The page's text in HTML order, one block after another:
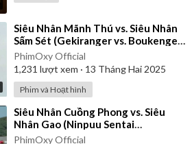
⁣Siêu Nhân Mãnh Thú vs. Siêu Nhân
Sấm Sét (Gekiranger vs. Boukenger)
2008 | Vietsub
PhimOxy Official
1,231 lượt xem · 13 Tháng Hai 2025
Phim và Hoạt hình
⁣Siêu Nhân Cuồng Phong vs. Siêu
Nhân Gao (Ninpuu Sentai
Hurricaneger vs. Gaoranger) 2003 |
PhimOxy Official